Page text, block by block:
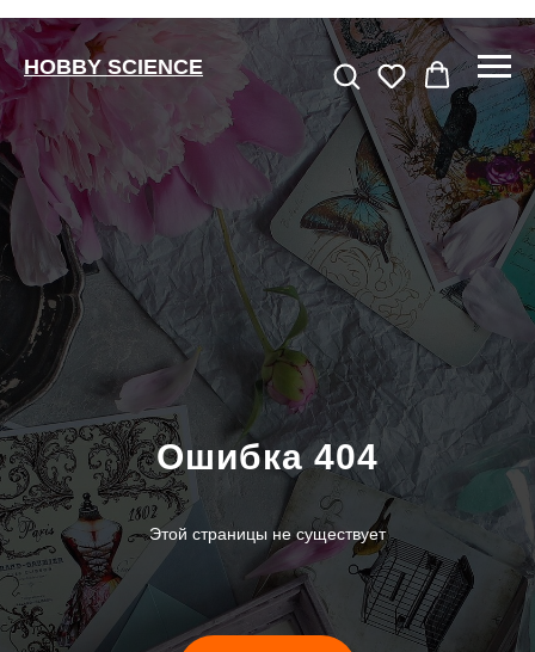
HOBBY SCIENCE
Ошибка 404
Этой страницы не существует